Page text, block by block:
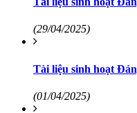
(29/04/2025)
Tài liệu sinh hoạt
(01/04/2025)